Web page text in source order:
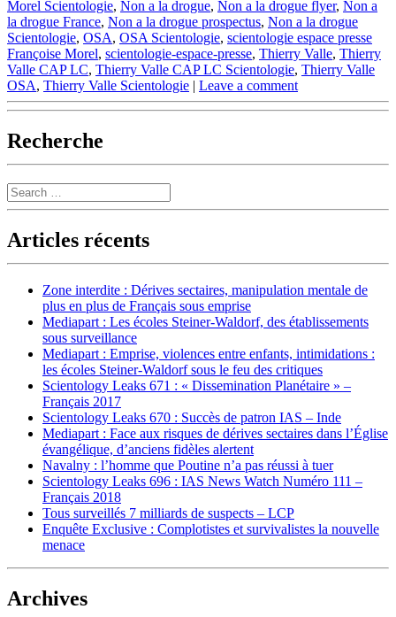
Morel Scientologie, Non a la drogue, Non a la drogue flyer, Non a
la drogue France, Non a la drogue prospectus, Non a la drogue
Scientologie, OSA, OSA Scientologie, scientologie espace presse
Françoise Morel, scientologie-espace-presse, Thierry Valle, Thierry
Valle CAP LC, Thierry Valle CAP LC Scientologie, Thierry Valle
OSA, Thierry Valle Scientologie | Leave a comment
Recherche
Search
Articles récents
Zone interdite : Dérives sectaires, manipulation mentale de
plus en plus de Français sous emprise
Mediapart : Les écoles Steiner-Waldorf, des établissements
sous surveillance
Mediapart : Emprise, violences entre enfants, intimidations :
les écoles Steiner-Waldorf sous le feu des critiques
Scientology Leaks 671 : « Dissemination Planétaire » –
Français 2017
Scientology Leaks 670 : Succès de patron IAS – Inde
Mediapart : Face aux risques de dérives sectaires dans l’Église
évangélique, d’anciens fidèles alertent
Navalny : l’homme que Poutine n’a pas réussi à tuer
Scientology Leaks 696 : IAS News Watch Numéro 111 –
Français 2018
Tous surveillés 7 milliards de suspects – LCP
Enquête Exclusive : Complotistes et survivalistes la nouvelle
menace
Archives